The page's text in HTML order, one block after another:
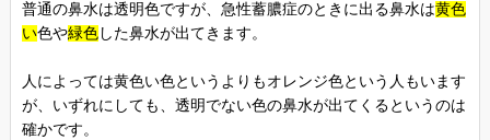
普通の鼻水は透明色ですが、急性蓄膿症のときに出る鼻水は黄色
い色や緑色した鼻水が出てきます。
人によっては黄色い色というよりもオレンジ色という人もいます
が、いずれにしても、透明でない色の鼻水が出てくるというのは
確かです。